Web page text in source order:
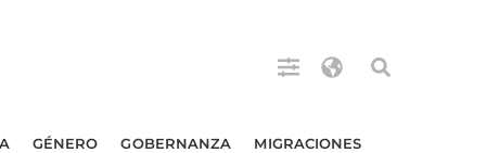
GÉNERO GOBERNANZA MIGRACIONES